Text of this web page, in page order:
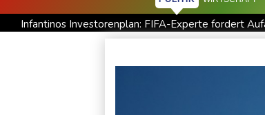
Infantinos Investorenplan: FIFA-Experte fordert
Ungenügender Schutz von Kindern: Meta muss in
USA wollen bei Visa-Anträgen offenbar Online-
Trump unternimmt neuen Vorstoß im Streit um US-